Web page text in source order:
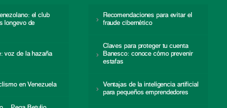
el club
longevo de
voz de la hazaña
en Venezuela
Recomendaciones para evitar el
fraude cibernético
Claves para proteger tu cuenta
Banesco: conoce cómo prevenir
estafas
Ventajas de la inteligencia artificial
para pequeños emprendedores